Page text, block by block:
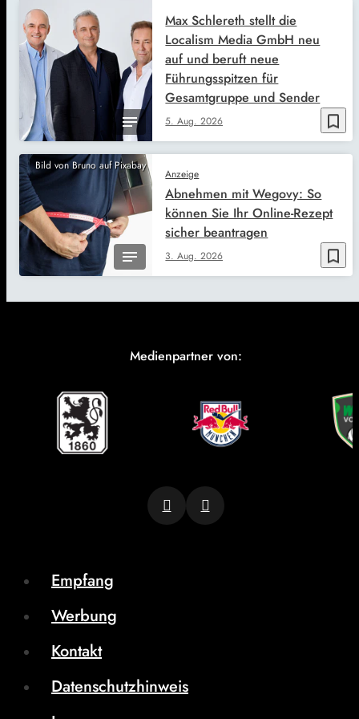
bookmark_border
5. Aug. 2026
Max Schlereth stellt die
Localism Media GmbH neu
auf und beruft neue
Führungsspitzen für
Gesamtgruppe und Sender
Bild von Bruno auf Pixabay
bookmark_border
Anzeige
3. Aug. 2026
Abnehmen mit Wegovy: So
können Sie Ihr Online-Rezept
sicher beantragen
Medienpartner von:
Empfang
Werbung
Kontakt
Datenschutzhinweis